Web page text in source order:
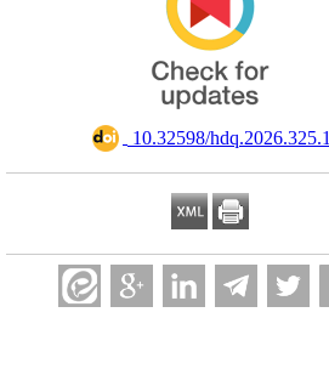
‎ 10.32598/hdq.2026.325.1